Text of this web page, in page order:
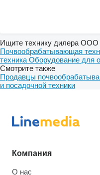
Ищите технику дилера ООО
Почвообрабатывающая
техника Оборудование для
Смотрите также
Продавцы
и посадочной техники
Компания
О нас